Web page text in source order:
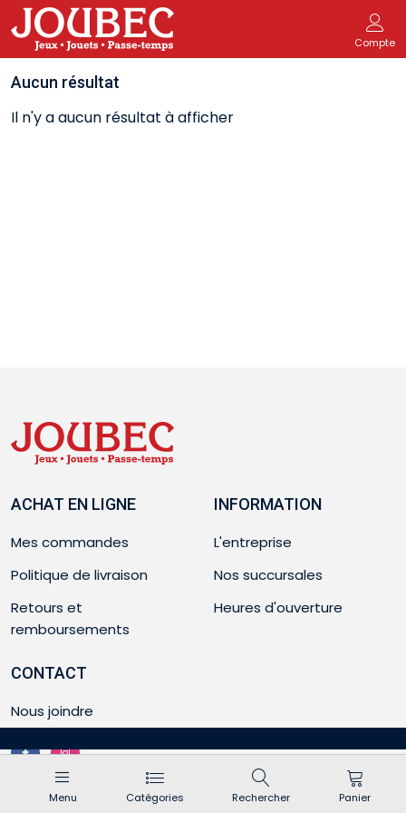
Compte
Menu Catégories Rechercher Panier
Aucun résultat
Il n'y a aucun résultat à afficher
ACHAT EN LIGNE
Mes commandes
Politique de livraison
Retours et
remboursements
INFORMATION
L'entreprise
Nos succursales
Heures d'ouverture
CONTACT
Nous joindre